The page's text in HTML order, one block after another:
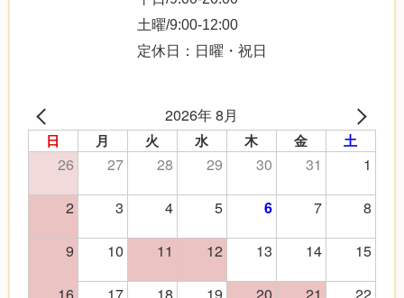
土曜/9:00-12:00
定休日：日曜・祝日
2026年 8月
日 月 火 水 木 金 土
26 27 28 29 30 31
1
2
3 4 5 6 7
8
9
10 11 12 13 14
15
16
17 18 19 20 21
22